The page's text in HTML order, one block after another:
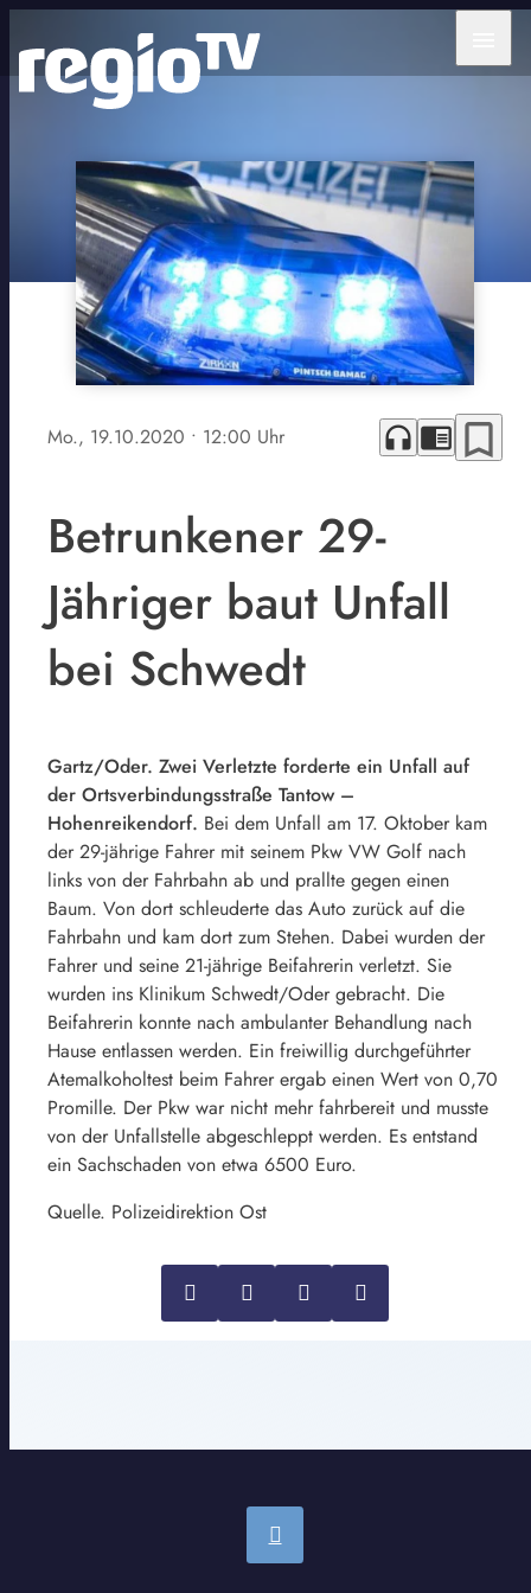
Mo., 19.10.2020 • 12:00 Uhr headphones chrome_reader_mode bookmark_border
Betrunkener 29-
Jähriger baut Unfall
bei Schwedt
Gartz/Oder. Zwei Verletzte forderte ein Unfall auf
der Ortsverbindungsstraße Tantow –
Hohenreikendorf. Bei dem Unfall am 17. Oktober kam
der 29-jährige Fahrer mit seinem Pkw VW Golf nach
links von der Fahrbahn ab und prallte gegen einen
Baum. Von dort schleuderte das Auto zurück auf die
Fahrbahn und kam dort zum Stehen. Dabei wurden der
Fahrer und seine 21-jährige Beifahrerin verletzt. Sie
wurden ins Klinikum Schwedt/Oder gebracht. Die
Beifahrerin konnte nach ambulanter Behandlung nach
Hause entlassen werden. Ein freiwillig durchgeführter
Atemalkoholtest beim Fahrer ergab einen Wert von 0,70
Promille. Der Pkw war nicht mehr fahrbereit und musste
von der Unfallstelle abgeschleppt werden. Es entstand
ein Sachschaden von etwa 6500 Euro.
Quelle. Polizeidirektion Ost